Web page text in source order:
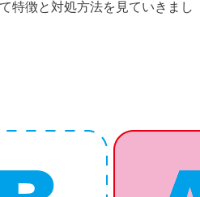
特徴と対処方法を見ていきまし